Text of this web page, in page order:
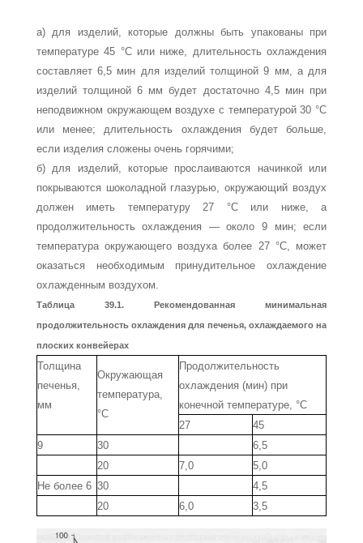
а) для изделий, которые должны быть упакованы при
температуре 45 °С или ниже, длительность охлаждения
составляет 6,5 мин для изделий толщиной 9 мм, а для
изделий толщиной 6 мм будет достаточно 4,5 мин при
неподвиж­ном окружающем воздухе с температурой 30 °С
или менее; длительность ох­лаждения будет больше,
если изделия сложены очень горячими;
б) для изделий, которые прослаиваются начинкой или
покрываются шоколад­ной глазурью, окружающий воздух
должен иметь температуру 27 °С или ниже, а
продолжительность охлаждения — около 9 мин; если
температура окружающего воздуха более 27 °С, может
оказаться необходимым принуди­тельное охлаждение
охлажденным воздухом.
Таблица 39.1. Рекомендованная минимальная
продолжительность охлаждениядля печенья, охлаждаемого на
плоских конвейерах
Толщина
печенья,
мм
Окружающая
температура,
°С
Продолжительность
охлаждения (мин) при
конечной температуре, °С
27
45
9
30
6,5
20
7,0
5,0
Не более 6 30
4,5
20
6,0 3,5